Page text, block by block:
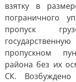
взятку в
пограничного
пропуск
пропускном
района без их
СК. Возбуждено